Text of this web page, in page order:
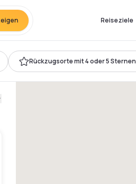
Reiseziele
Rückzugsorte mit 4 oder 5 Sternen